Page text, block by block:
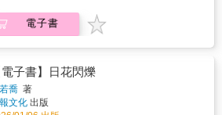
調與沉重的陰影對比出的多重矛盾，形成
大的閱讀張力，或某種幽微、曖昧、脆弱的
折的布局、濃重又冷冽的筆觸、生動又細膩
面或電影場景帶著銳利的刮痕與創疤，令
不安之中，我們總渴望定格，保有生命的諸
態，且孕育著可能的動向。」——詩人自
使捕捉「此刻」是最不可能的，但因詩的
近有了意義。詩仍然要摸黑，敲鑿出一些，
我們與自身、與彼此的黑暗對話的時刻。剩
房子傾聽：一條雪的鎖鏈在鏡中崩解，卻
切。 ──〈大雨將至〉✦✦✦〔特別收
代人的「公案」，如同詩集名稱「春天讓
們想懲罰自己」。柄富的詩寫出了現代人的
假冒賢哲的思想。他像是一架離地100公分的
機，不介入，只觀察，當事件結束後，它
停止錄影，它持續運作。柄富所捕捉而轉
詩意，足以跨越時間和空間的二維，達成
電子書
電子書】日花閃爍
喬 著
文化 出版